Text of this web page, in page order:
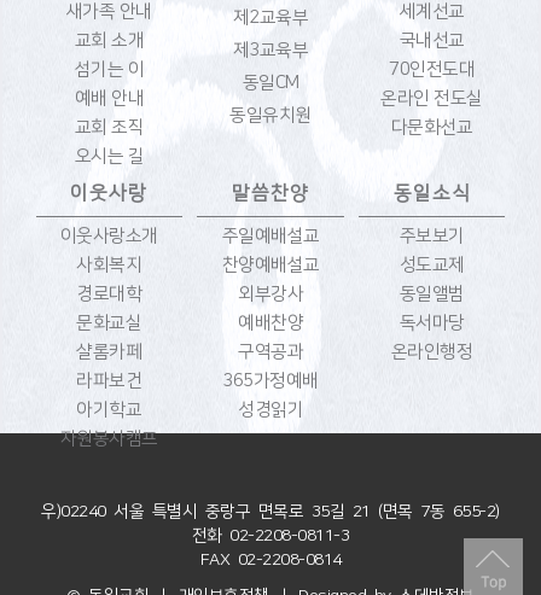
새가족 안내
교회 소개
섬기는 이
예배 안내
교회 조직
오시는 길
제2교육부
제3교육부
동일CM
동일유치원
세계선교
국내선교
70인전도대
온라인 전도실
다문화선교
이웃사랑
이웃사랑소개
사회복지
경로대학
문화교실
샬롬카페
라파보건
아기학교
자원봉사캠프
말씀찬양
주일예배설교
찬양예배설교
외부강사
예배찬양
구역공과
365가정예배
성경읽기
동일소식
주보보기
성도교제
동일앨범
독서마당
온라인행정
우)02240 서울 특별시 중랑구 면목로 35길 21 (면목 7동 655-2)
전화 02-2208-0811-3
FAX 02-2208-0814